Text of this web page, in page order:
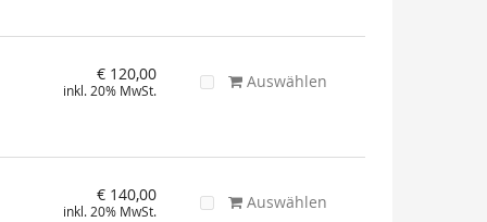
€ 120,00
inkl. 20% MwSt. Auswählen
€ 140,00
inkl. 20% MwSt. Auswählen